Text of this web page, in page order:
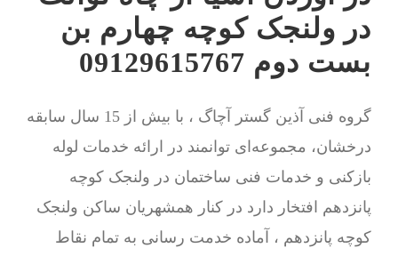
در ولنجک کوچه چهارم بن
بست دوم 09129615767
گروه فنی آذین گستر آچاگ ، با بیش از 15 سال سابقه
درخشان، مجموعه‌ای توانمند در ارائه خدمات لوله
بازکنی و خدمات فنی ساختمان در ولنجک کوچه
پانزدهم افتخار دارد در کنار همشهریان ساکن ولنجک
کوچه پانزدهم ، آماده خدمت رسانی به تمام نقاط